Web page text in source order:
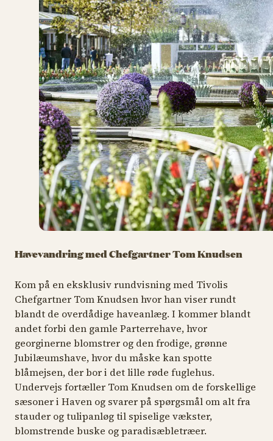
Havevandring med Chefgartner Tom Knudsen
Kom på en eksklusiv rundvisning med Tivolis
Chefgartner Tom Knudsen hvor han viser rundt
blandt de overdådige haveanlæg. I kommer blandt
andet forbi den gamle Parterrehave, hvor
georginerne blomstrer og den frodige, grønne
Jubilæumshave, hvor du måske kan spotte
blåmejsen, der bor i det lille røde fuglehus.
Undervejs fortæller Tom Knudsen om de forskellige
sæsoner i Haven og svarer på spørgsmål om alt fra
stauder og tulipanløg til spiselige vækster,
blomstrende buske og paradisæbletræer.